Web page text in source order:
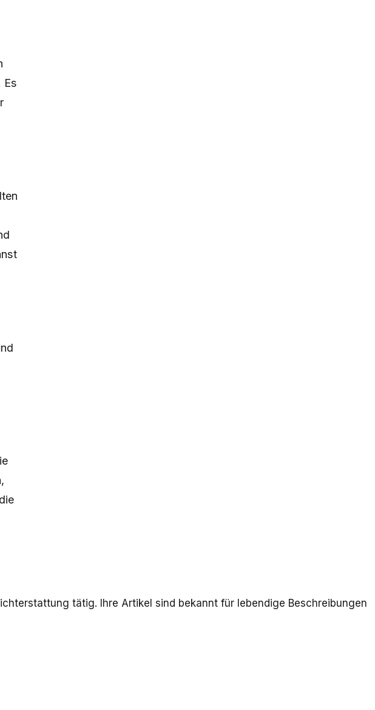
Es
tätig. Ihre Artikel sind bekannt für lebendige Beschreibungen